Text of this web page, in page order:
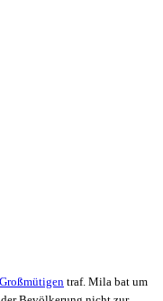
traf. Mila bat um